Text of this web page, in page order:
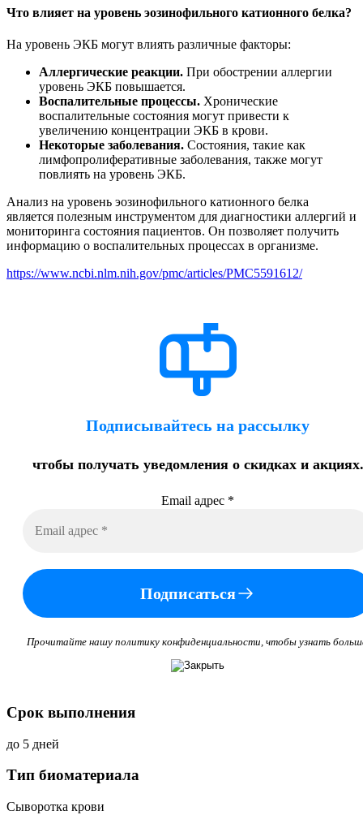
Что влияет на уровень эозинофильного катионного белка?
На уровень ЭКБ могут влиять различные факторы:
Аллергические реакции. При обострении аллергии
уровень ЭКБ повышается.
Воспалительные процессы. Хронические
воспалительные состояния могут привести к
увеличению концентрации ЭКБ в крови.
Некоторые заболевания. Состояния, такие как
лимфопролиферативные заболевания, также могут
повлиять на уровень ЭКБ.
Анализ на уровень эозинофильного катионного белка
является полезным инструментом для диагностики аллергий и
мониторинга состояния пациентов. Он позволяет получить
информацию о воспалительных процессах в организме.
https://www.ncbi.nlm.nih.gov/pmc/articles/PMC5591612/
Подписывайтесь на рассылку
чтобы получать уведомления о скидках и акциях.
Email адрес *
Подписаться
Прочитайте нашу политику конфиденциальности, чтобы узнать
Срок выполнения
до 5 дней
Тип биоматериала
Сыворотка крови